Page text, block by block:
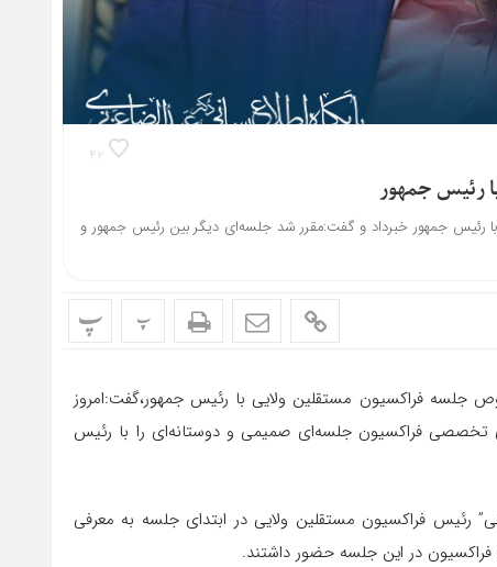
۴۲
رئیس جمهور
رئیس جمهور خبرداد و گفت:مقرر شد جلسه‌ای دیگر بین رئیس جمهور و
پ پ
جلسه فراکسیون مستقلین ولایی با رئیس جمهور،گفت:امروز
فراکسیون جلسه‌‌ای صمیمی و دوستانه‌ای را با رئیس
رئیس فراکسیون مستقلین ولایی در ابتدای جلسه به معرفی
فراکسیون در این جلسه حضور داشتند.